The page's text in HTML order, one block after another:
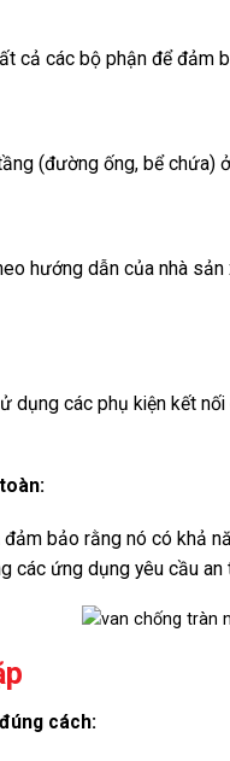
cả các bộ phận để đảm
(đường ống, bể chứa)
hướng dẫn của nhà
dụng các phụ kiện kết
bảo rằng nó có khả
các ứng dụng yêu cầu an
cách: